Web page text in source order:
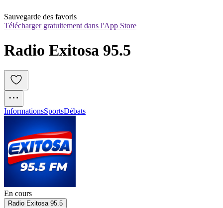
Sauvegarde des favoris
Télécharger gratuitement dans l'App Store
Radio Exitosa 95.5
InformationsSportsDébats
En cours
Radio Exitosa 95.5